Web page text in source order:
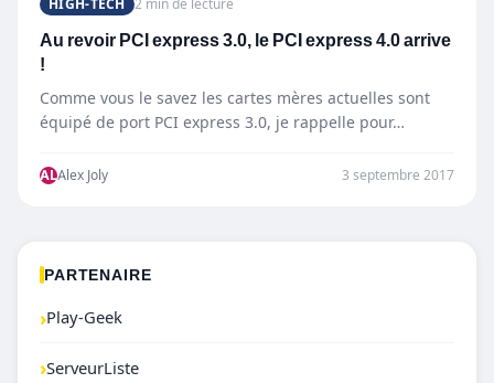
HIGH-TECH 2 min de lecture
Au revoir PCI express 3.0, le PCI express 4.0 arrive
!
Comme vous le savez les cartes mères actuelles sont
équipé de port PCI express 3.0, je rappelle pour…
ALAlex Joly 3 septembre 2017
PARTENAIRE
›Play-Geek
›ServeurListe